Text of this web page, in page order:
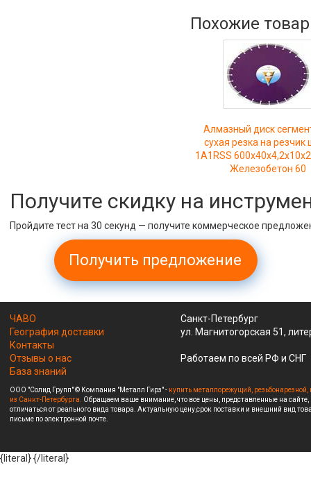
Похожие
Алмазный диск
сухая резка на резчик
1A1RSS
Железобетон 60
Получите скидку на
Пройдите тест на 30 секунд — получите коммерческое
Получить предложение
ЧАВО
География доставки
Контакты
Отзывы о нас
База знаний
Санкт-Петербург
ул. Магнитогорская 51,
Работаем по всей РФ и СНГ
ООО "Солид Групп" © Компания "Металл Гирз" - купить металлорежущий,
из Санкт-Петербурга. Обращаем ваше внимание, что все цены, представленные на
отличаться от реального вида товара. Актуальную цену,срок поставки и внешний вид
письме по электронной почте.
{literal}{/literal}